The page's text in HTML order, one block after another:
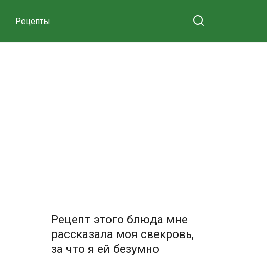
Рецепты
Рецепт этого блюда мне
рассказала моя свекровь,
за что я ей безумно